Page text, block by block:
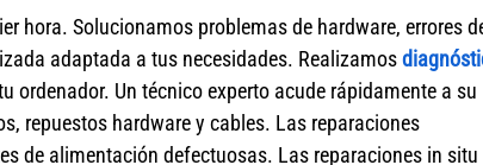
hora. Solucionamos problemas de hardware, errores
adaptada a tus necesidades. Realizamos
ordenador. Un técnico experto acude rápidamente a su
repuestos hardware y cables. Las reparaciones
de alimentación defectuosas. Las reparaciones in situ